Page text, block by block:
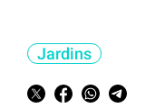
Jardins